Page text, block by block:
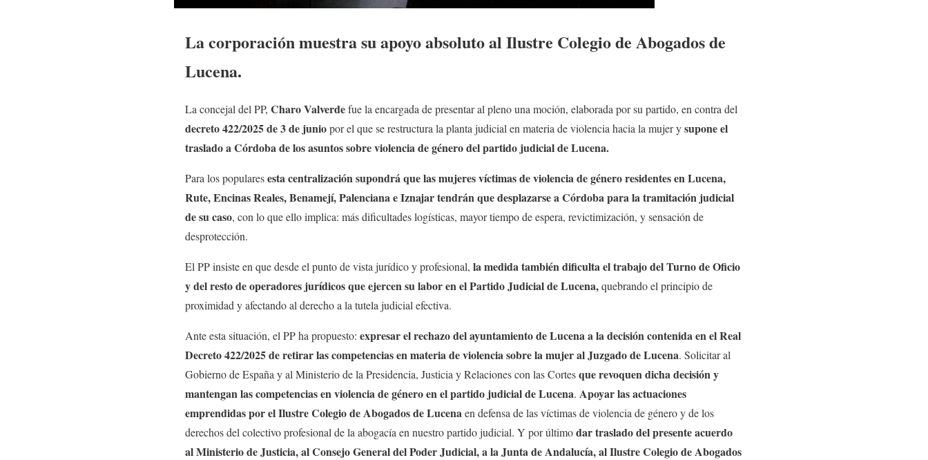
La corporación muestra su apoyo absoluto al Ilustre Colegio de Abogados de
Lucena.
La concejal del PP, Charo Valverdefue la encargada de presentar al pleno una moción, elaborada por su partido, en contra del
decreto 422/2025 de 3 de juniopor el que se restructura la planta judicial en materia de violencia hacia la mujer ysupone el
traslado a Córdoba de los asuntos sobre violencia de género del partido judicial de Lucena.
Para los popularesesta centralización supondrá que las mujeres víctimas de violencia de género residentes en Lucena,
Rute, Encinas Reales, Benamejí, Palenciana e Iznajar tendrán que desplazarse a Córdoba para la tramitación judicial
de su caso, con lo que ello implica: más dificultades logísticas, mayor tiempo de espera, revictimización, y sensación de
desprotección.
El PP insiste en que desde el punto de vista jurídico y profesional, la medida también dificulta el trabajo del Turno de Oficio
y del resto de operadores jurídicos que ejercen su labor en el Partido Judicial de Lucena,quebrando el principio de
proximidad y afectando al derecho a la tutela judicial efectiva.
Ante esta situación, el PP ha propuesto: expresar el rechazo del ayuntamiento de Lucena a la decisión contenida en el Real
Decreto 422/2025 de retirar las competencias en materia de violencia sobre la mujer al Juzgado de Lucena. Solicitar al
Gobierno de España y al Ministerio de la Presidencia, Justicia y Relaciones con las Cortesque revoquen dicha decisión y
mantengan las competencias en violencia de género en el partido judicial de Lucena. Apoyar las actuaciones
emprendidas por el Ilustre Colegio de Abogados de Lucenaen defensa de las víctimas de violencia de género y de los
derechos del colectivo profesional de la abogacía en nuestro partido judicial. Y por últimodar traslado del presente acuerdo
al Ministerio de Justicia, al Consejo General del Poder Judicial, a la Junta de Andalucía, al Ilustre Colegio de Abogados